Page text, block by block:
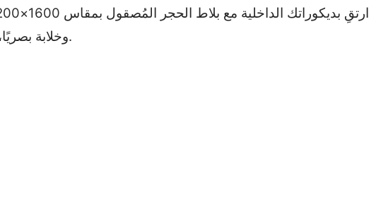
وخلابة بصريًا، تقلل من خطوط الجص وتعزز العمق المكاني.